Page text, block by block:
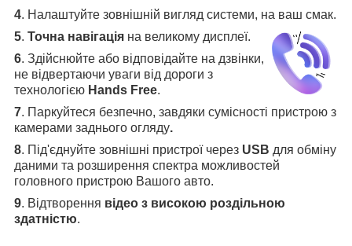
4. Налаштуйте зовнішній вигляд системи, на ваш смак.
5. Точна навігація на великому дисплеї.
6. Здійснюйте або відповідайте на дзвінки,
не відвертаючи уваги від дороги з
технологією Hands Free.
7. Паркуйтеся безпечно, завдяки сумісності пристрою з
камерами заднього огляду.
8. Під'єднуйте зовнішні пристрої через USB для обміну
даними та розширення спектра можливостей
головного пристрою Вашого авто.
9. Відтворення відео з високою роздільною
здатністю.